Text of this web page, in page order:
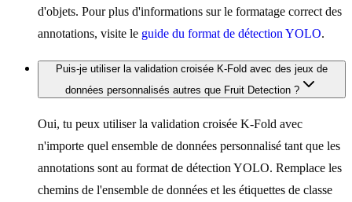
d'objets. Pour plus d'informations sur le formatage correct des
annotations, visite le guide du format de détection YOLO.
Puis-je utiliser la validation croisée K-Fold avec des jeux de
données personnalisés autres que Fruit Detection ?
Oui, tu peux utiliser la validation croisée K-Fold avec
n'importe quel ensemble de données personnalisé tant que les
annotations sont au format de détection YOLO. Remplace les
chemins de l'ensemble de données et les étiquettes de classe